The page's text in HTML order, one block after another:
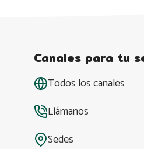
Canales para tu
Todos los canales
Llámanos
Sedes